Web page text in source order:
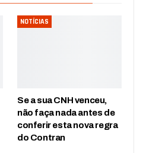
NOTÍCIAS
Se a sua CNH venceu,
não faça nada antes de
conferir esta nova regra
do Contran